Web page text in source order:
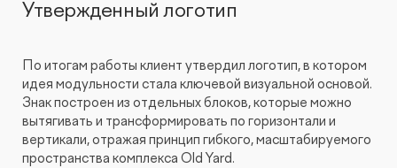
Утвержденный логотип
По итогам работы клиент утвердил логотип, в котором
идея модульности стала ключевой визуальной основой.
Знак построен из отдельных блоков, которые можно
вытягивать и трансформировать по горизонтали и
вертикали, отражая принцип гибкого, масштабируемого
пространства комплекса Old Yard.